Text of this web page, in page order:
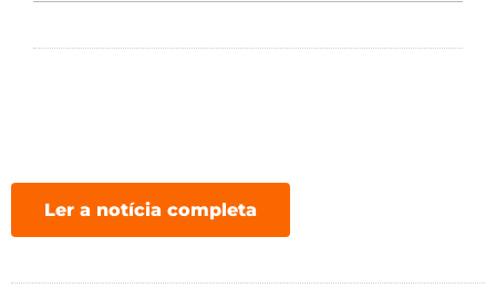
Ler a notícia completa